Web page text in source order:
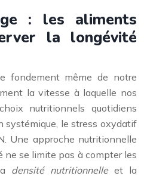
: les aliments
la longévité
fondement même de notre
la vitesse à laquelle nos
nutritionnels quotidiens
systémique, le stress oxydatif
Une approche nutritionnelle
se limite pas à compter les
densité nutritionnelleet la